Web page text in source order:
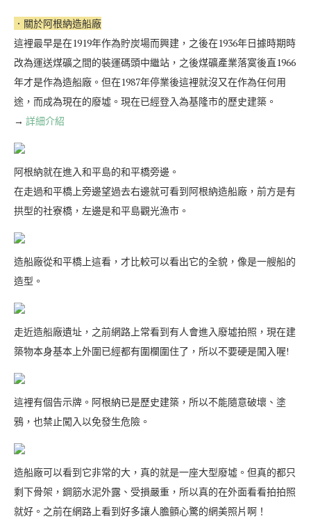
．關於阿根納造船廠
這裡最早是在1919年作為貯炭場而興建，之後在1936年日據時期時
改為運送煤礦之間的裝運碼頭中繼站，之後煤礦產業落寞後直1966
年才是作為造船廠。但在1987年停業後這裡就沒又在作為任何用
途，而成為現在的廢墟。現在已經登入為基隆市的歷史建築。
→ 詳細介紹
阿根納就在進入和平島的和平橋旁邊。
在走過和平橋上旁邊望過去右邊就可看到阿根納造船廠，前方是有
拱型的社寮橋，左邊是和平島觀光漁市。
造船廠從和平橋上這看，才比較可以看出它的全貌，像是一艘船的
造型。
走近造船廠遺址，之前網路上常看到有人會進入廢墟拍照，現在建
築物本身基本上外圍已經都有圍欄圍住了，所以不要硬是闖入喔!
這裡有個告示牌。阿根納已是歷史建築，所以不能隨意破壞、塗
鴉，也禁止闖入以免發生危險。
造船廠可以看到它非常的大，真的就是一座大型廢墟。但真的都只
剩下骨架，鋼筋水泥外露、受損嚴重，所以真的在外面看看拍拍照
就好。之前在網路上看到好多讓人膽顫心驚的網美照片啊！